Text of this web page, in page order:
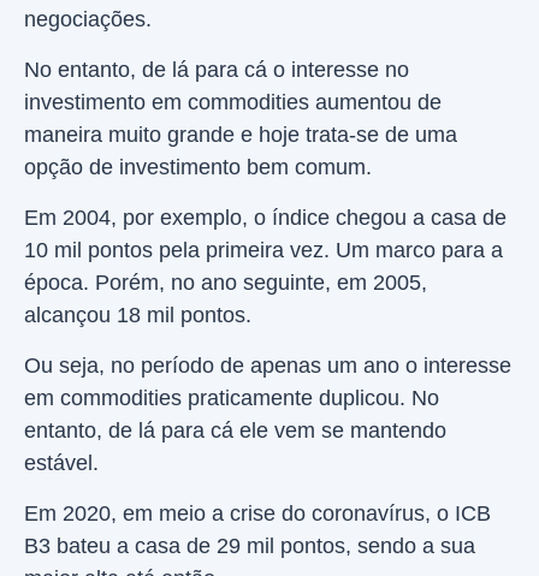
negociações.
No entanto, de lá para cá o interesse no
investimento em commodities aumentou de
maneira muito grande e hoje trata-se de uma
opção de investimento bem comum.
Em 2004, por exemplo, o índice chegou a casa de
10 mil pontos pela primeira vez. Um marco para a
época. Porém, no ano seguinte, em 2005,
alcançou 18 mil pontos.
Ou seja, no período de apenas um ano o interesse
em commodities praticamente duplicou. No
entanto, de lá para cá ele vem se mantendo
estável.
Em 2020, em meio a crise do coronavírus, o ICB
B3 bateu a casa de 29 mil pontos, sendo a sua